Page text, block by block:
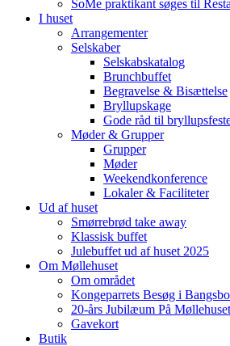
SoMe praktikant søges til
I huset
Arrangementer
Selskaber
Selskabskatalog
Brunchbuffet
Begravelse & Bisættelse
Bryllupskage
Gode råd til
Møder & Grupper
Grupper
Møder
Weekendkonference
Lokaler & Faciliteter
Ud af huset
Smørrebrød take away
Klassisk buffet
Julebuffet ud af huset 2025
Om Møllehuset
Om området
Kongeparrets Besøg i Bangsbo
20-års Jubilæum På Møllehuset
Gavekort
Butik